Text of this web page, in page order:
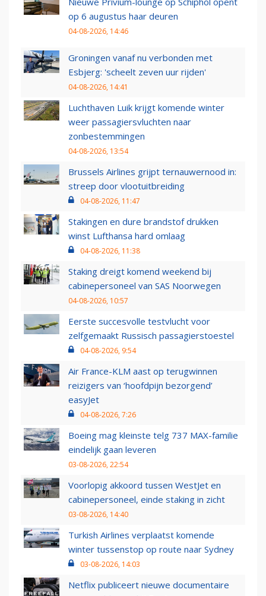
op 6 augustus haar deuren
04-08-2026, 14:46
Groningen vanaf nu verbonden met
Esbjerg: 'scheelt zeven uur rijden'
04-08-2026, 14:41
Luchthaven Luik krijgt komende winter
weer passagiersvluchten naar
zonbestemmingen
04-08-2026, 13:54
Brussels Airlines grijpt ternauwernood in:
streep door vlootuitbreiding
04-08-2026, 11:47
Stakingen en dure brandstof drukken
winst Lufthansa hard omlaag
04-08-2026, 11:38
Staking dreigt komend weekend bij
cabinepersoneel van SAS Noorwegen
04-08-2026, 10:57
Eerste succesvolle testvlucht voor
zelfgemaakt Russisch passagierstoestel
04-08-2026, 9:54
Air France-KLM aast op terugwinnen
reizigers van ‘hoofdpijn bezorgend’
easyJet
04-08-2026, 7:26
Boeing mag kleinste telg 737 MAX-familie
eindelijk gaan leveren
03-08-2026, 22:54
Voorlopig akkoord tussen WestJet en
cabinepersoneel, einde staking in zicht
03-08-2026, 14:40
Turkish Airlines verplaatst komende
winter tussenstop op route naar Sydney
03-08-2026, 14:03
Netflix publiceert nieuwe documentaire